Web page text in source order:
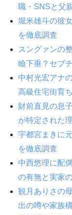
職・SNSと父
堀米雄斗の彼
を徹底調査
スングァンの
瞼下垂？セブ
中村光宏アナ
高級住宅街育
財前直見の息
が特定された
宇都宮まきに
を徹底調査
中西悠理に配
の有無と実家
観月ありさの
出の噂や家族